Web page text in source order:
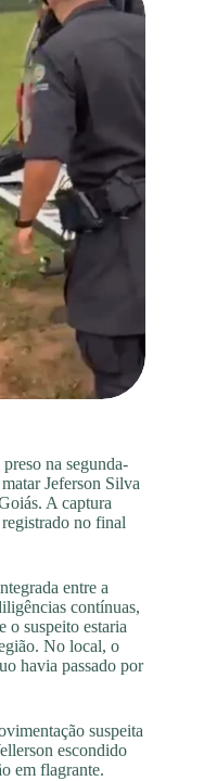
na segunda-
Jeferson Silva
A captura
no final
entre a
contínuas,
o suspeito estaria
No local, o
havia passado por
suspeita
escondido
em flagrante.